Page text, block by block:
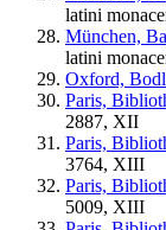
latini
München,
latini
Oxford,
Paris,
2887, XII
Paris,
3764, XIII
Paris,
5009, XIII